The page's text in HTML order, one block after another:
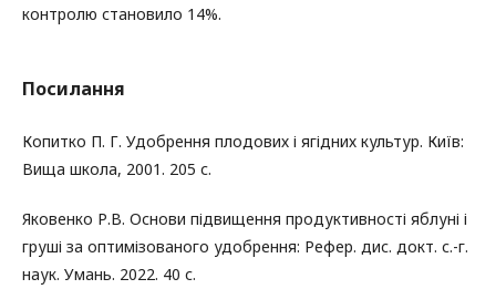
контролю становило 14%.
Посилання
Копитко П. Г. Удобрення плодових і ягідних культур. Київ:
Вища школа, 2001. 205 с.
Яковенко Р.В. Основи підвищення продуктивності яблуні і
груші за оптимізованого удобрення: Рефер. дис. докт. с.-г.
наук. Умань. 2022. 40 с.